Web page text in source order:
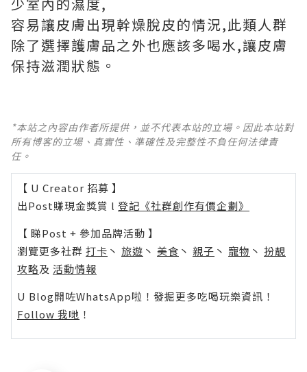
容易讓皮膚出現幹燥脫皮的情況,此類人群
除了選擇護膚品之外也應該多喝水,讓皮膚
保持滋潤狀態。
*本站之內容由作者所提供，並不代表本站的立場。因此本站對
所有博客的立場、真實性、準確性及完整性不負任何法律責
任。
【 U Creator 招募 】
出Post賺現金獎賞 l 登記《社群創作有價企劃》
【 睇Post + 參加品牌活動 】
瀏覽更多社群 打卡 丶 旅遊 丶 美食 丶 親子 丶 寵物 丶 扮靚
攻略及 活動情報
U Blog開咗WhatsApp啦！發掘更多吃喝玩樂資訊！
Follow 我哋 ！